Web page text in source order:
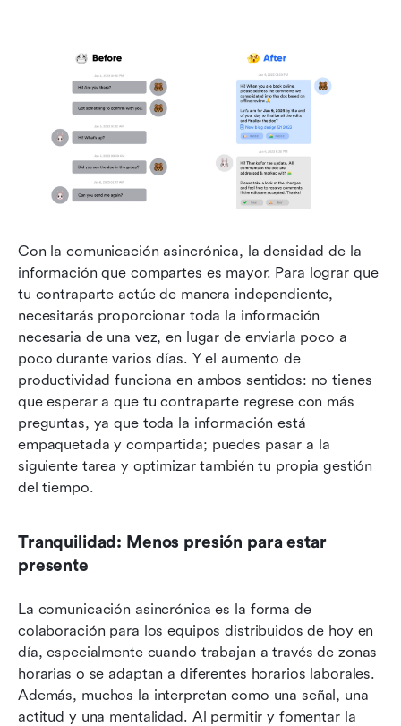
Con la comunicación asincrónica, la densidad de la
información que compartes es mayor. Para lograr que
tu contraparte actúe de manera independiente,
necesitarás proporcionar toda la información
necesaria de una vez, en lugar de enviarla poco a
poco durante varios días. Y el aumento de
productividad funciona en ambos sentidos: no tienes
que esperar a que tu contraparte regrese con más
preguntas, ya que toda la información está
empaquetada y compartida; puedes pasar a la
siguiente tarea y optimizar también tu propia gestión
del tiempo.
Tranquilidad: Menos presión para estar
presente
La comunicación asincrónica es la forma de
colaboración para los equipos distribuidos de hoy en
día, especialmente cuando trabajan a través de zonas
horarias o se adaptan a diferentes horarios laborales.
Además, muchos la interpretan como una señal, una
actitud y una mentalidad. Al permitir y fomentar la